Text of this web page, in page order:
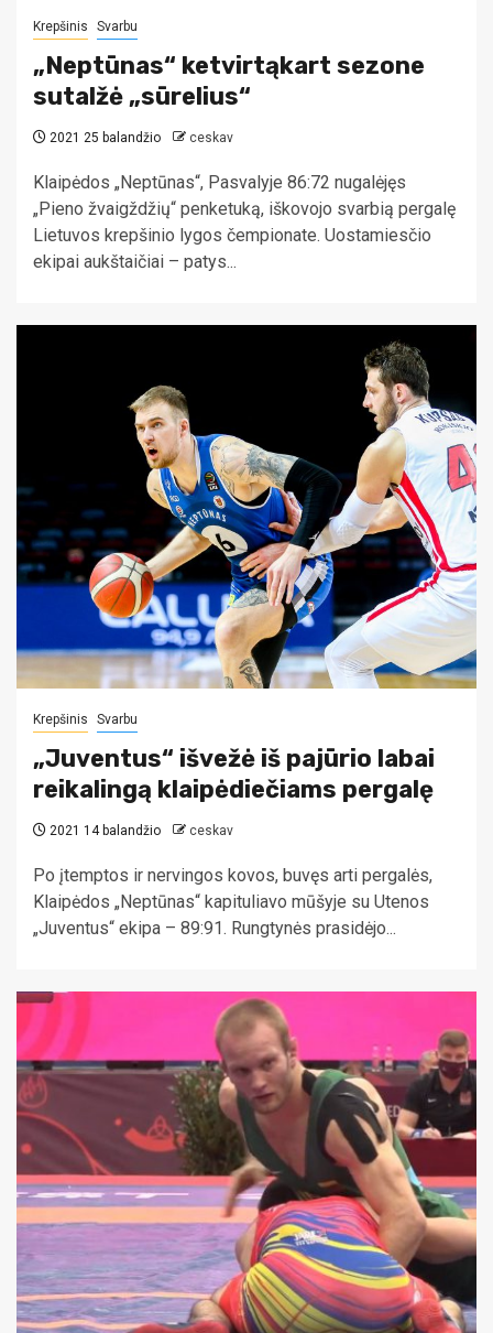
Krepšinis Svarbu
„Neptūnas“ ketvirtąkart sezone
sutalžė „sūrelius“
2021 25 balandžio ceskav
Klaipėdos „Neptūnas“, Pasvalyje 86:72 nugalėjęs
„Pieno žvaigždžių“ penketuką, iškovojo svarbią pergalę
Lietuvos krepšinio lygos čempionate. Uostamiesčio
ekipai aukštaičiai – patys...
Krepšinis Svarbu
„Juventus“ išvežė iš pajūrio labai
reikalingą klaipėdiečiams pergalę
2021 14 balandžio ceskav
Po įtemptos ir nervingos kovos, buvęs arti pergalės,
Klaipėdos „Neptūnas“ kapituliavo mūšyje su Utenos
„Juventus“ ekipa – 89:91. Rungtynės prasidėjo...